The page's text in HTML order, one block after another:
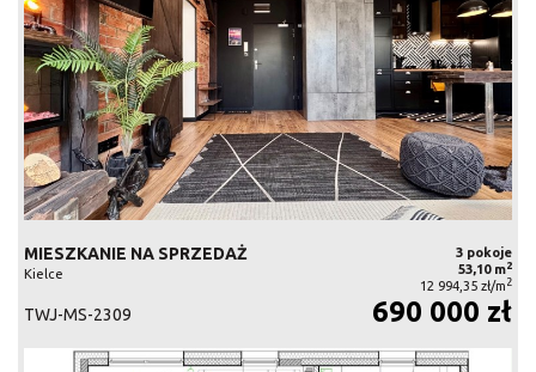
MIESZKANIE NA SPRZEDAŻ
Kielce
3 pokoje
53,10 m2
12 994,35 zł/m 2
TWJ-MS-2309 690 000 zł